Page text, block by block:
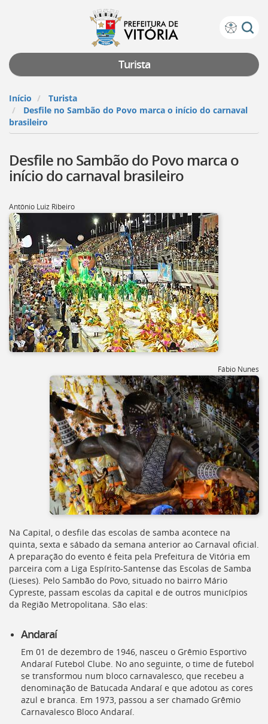
Prefeitura
Vitória
teclado:
para
a
página
de
de
acessibilidade
[]
para
a
inicial
do
Portal
[]
Ir
para
o
Portal
de
Serviços
secretarias
página
legislação
[]
Ir
para
a
listagem
de
notícias
para
o
conteúdo
desta
página
[]
Ir
Turista
Início
Turista
Desfile no Sambão do Povo marca o início do carnaval
brasileiro
Desfile no Sambão do Povo marca o
início do carnaval brasileiro
Antônio Luiz Ribeiro
Fábio Nunes
Na Capital, o desfile das escolas de samba acontece na
quinta, sexta e sábado da semana anterior ao Carnaval oficial.
A preparação do evento é feita pela Prefeitura de Vitória em
parceira com a Liga Espírito-Santense das Escolas de Samba
(Lieses). Pelo Sambão do Povo, situado no bairro Mário
Cypreste, passam escolas da capital e de outros municípios
da Região Metropolitana. São elas:
Andaraí
Em 01 de dezembro de 1946, nasceu o Grêmio Esportivo
Andaraí Futebol Clube. No ano seguinte, o time de futebol
se transformou num bloco carnavalesco, que recebeu a
denominação de Batucada Andaraí e que adotou as cores
azul e branca. Em 1973, passou a ser chamado Grêmio
Carnavalesco Bloco Andaraí.